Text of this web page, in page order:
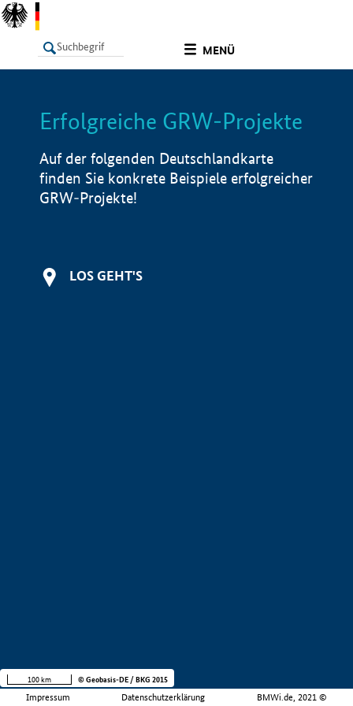
MENÜ
LISTE Info
Erfolgreiche GRW-Projekte
Auf der folgenden Deutschlandkarte
finden Sie konkrete Beispiele erfolgreicher
GRW-Projekte!
LOS GEHT'S
Impressum Datenschutzerklärung BMWi.de, 2021 ©
100 km © Geobasis-DE / BKG 2015